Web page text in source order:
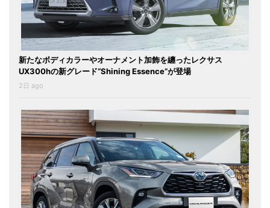
新たなボディカラーやオーナメント加飾を纏ったレクサス
UX300hの新グレード“Shining Essence”が登場
2日 ago